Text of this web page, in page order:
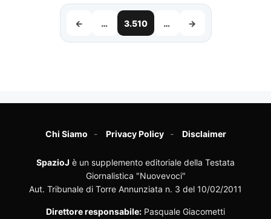
← … 3.510 … →
Chi Siamo Privacy Policy Disclaimer
SpazioJ è un supplemento editoriale della Testata
Giornalistica "Nuovevoci"
Aut. Tribunale di Torre Annunziata n. 3 del 10/02/2011
Direttore responsabile: Pasquale Giacometti